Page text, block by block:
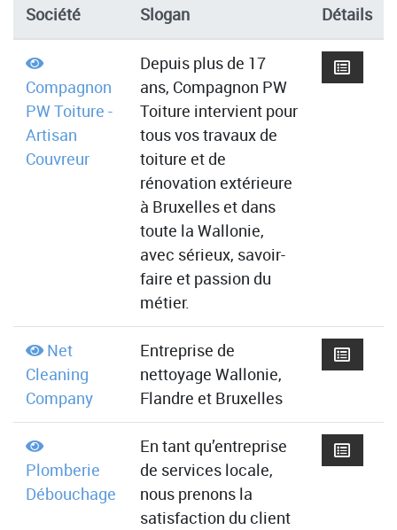
Société Slogan Détails
Compagnon
PW Toiture -
Artisan
Couvreur
Depuis plus de 17
ans, Compagnon PW
Toiture intervient pour
tous vos travaux de
toiture et de
rénovation extérieure
à Bruxelles et dans
toute la Wallonie,
avec sérieux, savoir-
faire et passion du
métier.
Net
Cleaning
Company
Entreprise de
nettoyage Wallonie,
Flandre et Bruxelles
Plomberie
Débouchage
En tant qu’entreprise
de services locale,
nous prenons la
satisfaction du client